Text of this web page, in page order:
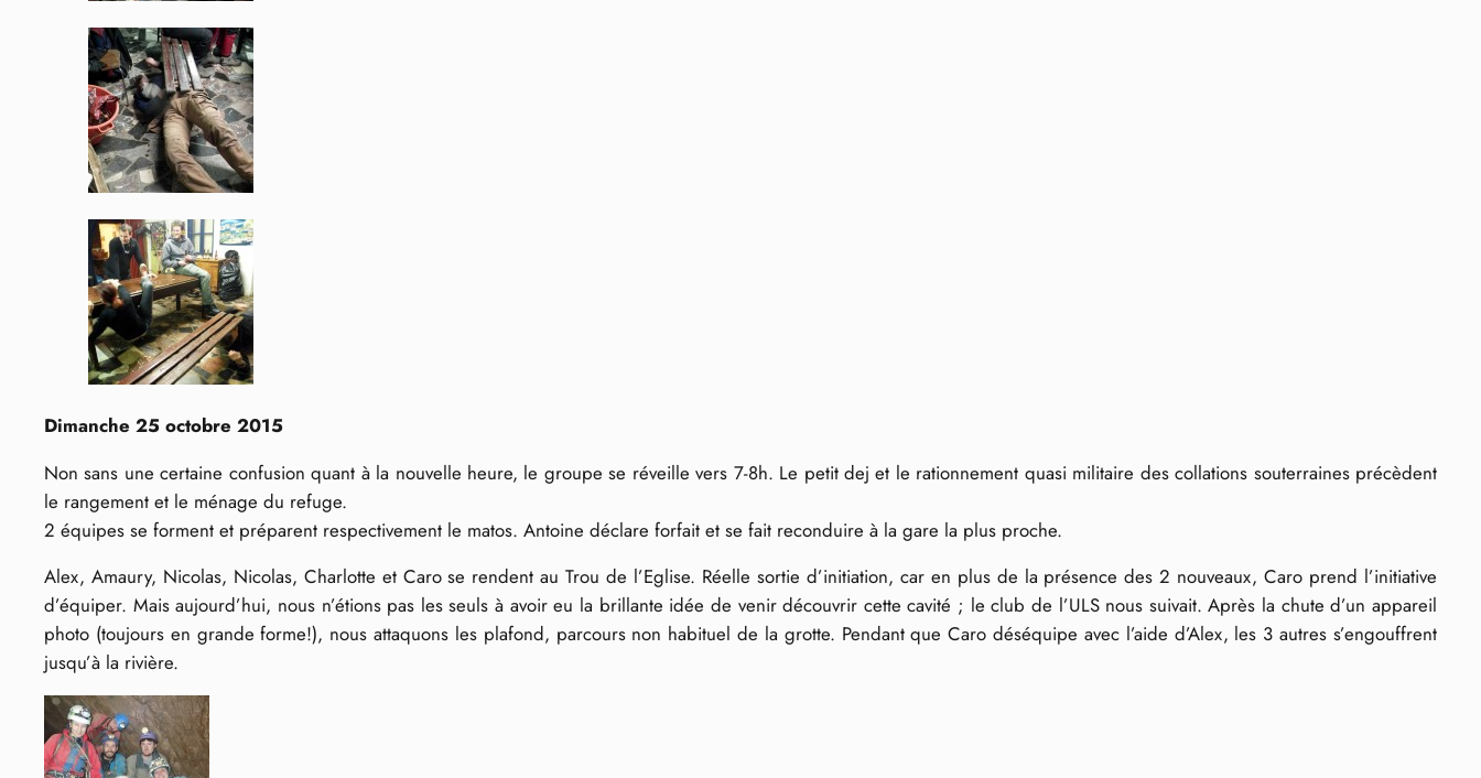
Dimanche 25 octobre 2015
Non sans une certaine confusion quant à la nouvelle heure, le groupe se réveille vers 7-8h. Le petit dej et le rationnement quasi militaire des collations souterraines précèdent
le rangement et le ménage du refuge.
2 équipes se forment et préparent respectivement le matos. Antoine déclare forfait et se fait reconduire à la gare la plus proche.
Alex, Amaury, Nicolas, Nicolas, Charlotte et Caro se rendent au Trou de l’Eglise. Réelle sortie d’initiation, car en plus de la présence des 2 nouveaux, Caro prend l’initiative
d’équiper. Mais aujourd’hui, nous n’étions pas les seuls à avoir eu la brillante idée de venir découvrir cette cavité ; le club de l’ULS nous suivait. Après la chute d’un appareil
photo (toujours en grande forme!), nous attaquons les plafond, parcours non habituel de la grotte. Pendant que Caro déséquipe avec l’aide d’Alex, les 3 autres s’engouffrent
jusqu’à la rivière.